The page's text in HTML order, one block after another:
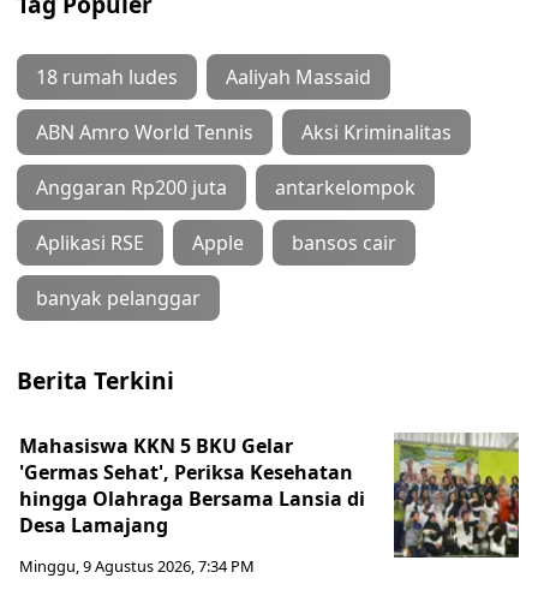
18 rumah ludes Aaliyah Massaid
ABN Amro World Tennis Aksi Kriminalitas
Anggaran Rp200 juta antarkelompok
Aplikasi RSE Apple bansos cair
banyak pelanggar
Berita Terkini
Mahasiswa KKN 5 BKU Gelar
'Germas Sehat', Periksa Kesehatan
hingga Olahraga Bersama Lansia di
Desa Lamajang
Minggu, 9 Agustus 2026, 7:34 PM